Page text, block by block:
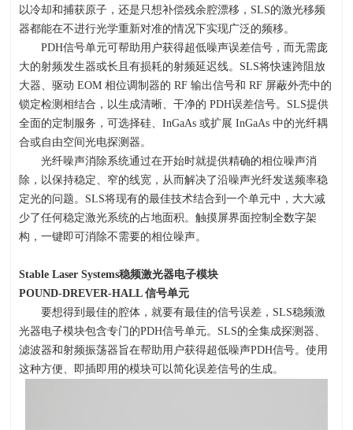
以冷却和捕获原子，还是只想补偿残余腔漂移， SLS的激光移频
器都能在不进行光学重新对准的情况下实现广泛的频移。
PDH信号单元可帮助用户获得超低噪声误差信号，而无需庞
大的射频发生器或长且有损耗的射频延迟线。 SLS将快速跨阻放
大器、驱动EOM相位调制器的 RF输出信号和 RF 屏蔽外壳中的
锁定检测相结合，以生成清晰、干净的 PDH误差信号。 SLS提供
全面的定制服务，可选择硅、InGaAs或扩展 InGaAs中的光纤耦
合或自由空间光电探测器。
光纤噪声消除系统通过在开始时就提供精确的相位噪声消
除，以保持稳定、窄的线宽，从而解决了沿噪声光纤发送频率稳
定光的问题。 SLS将现有的最佳技术结合到一个单元中，大大减
少了任何稳定激光系统的占地面积。触摸屏界面控制全数字架
构，一键即可消除不需要的相位噪声。
Stable Laser Systems稳频激光器电子模块
POUND-DREVER-HALL信号单元
要想得到最佳的腔体，就要有最佳的信号误差， SLS稳频激
光器电子模块包含专门的PDH信号单元。 SLS的全集成探测器、
滤波器和射频振荡器旨在帮助用户获得超低噪声PDH信号。使用
这种方便、即插即用的模块可以简化误差信号的生成。